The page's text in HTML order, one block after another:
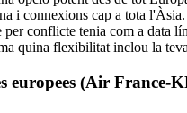
i connexions cap a tota
per conflicte tenia com a data
quina flexibilitat inclou la
europees (Air France-